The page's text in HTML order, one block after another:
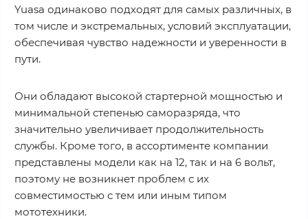
Yuasa одинаково подходят для самых различных, в
том числе и экстремальных, условий эксплуатации,
обеспечивая чувство надежности и уверенности в
пути.
Они обладают высокой стартерной мощностью и
минимальной степенью саморазряда, что
значительно увеличивает продолжительность
службы. Кроме того, в ассортименте компании
представлены модели как на 12, так и на 6 вольт,
поэтому не возникнет проблем с их
совместимостью с тем или иным типом
мототехники.